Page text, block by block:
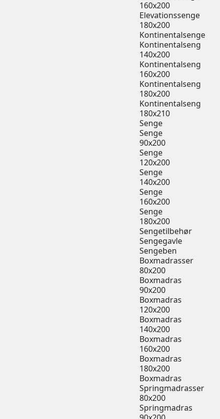
160x200
Elevationssenge
180x200
Kontinentalsenge
Kontinentalseng
140x200
Kontinentalseng
160x200
Kontinentalseng
180x200
Kontinentalseng
180x210
Senge
Senge
90x200
Senge
120x200
Senge
140x200
Senge
160x200
Senge
180x200
Sengetilbehør
Sengegavle
Sengeben
Boxmadrasser
80x200
Boxmadras
90x200
Boxmadras
120x200
Boxmadras
140x200
Boxmadras
160x200
Boxmadras
180x200
Boxmadras
Springmadrasser
80x200
Springmadras